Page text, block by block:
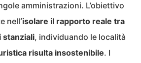
amministrazioni. L’obiettivo
nell‘isolare il rapporto reale tra
stanziali, individuando le località
risulta insostenibile. I